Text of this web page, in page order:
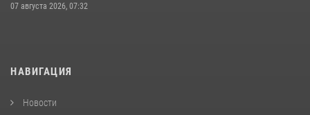
07 августа 2026, 07:32
НАВИГАЦИЯ
Новости